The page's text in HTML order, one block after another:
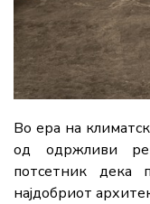
Во ера на
од одржливи
потсетник дека
најдобриот